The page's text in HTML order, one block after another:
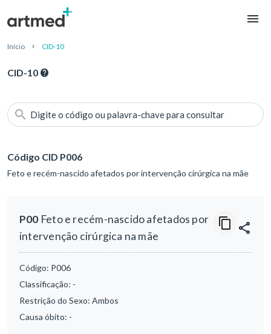
Início CID-10
CID-10
Digite o código ou palavra-chave para consultar
Código CID P006
Feto e recém-nascido afetados por intervenção cirúrgica na mãe
P00Feto e recém-nascido afetados por
intervenção cirúrgica na mãe
Código: P006
Classificação: -
Restrição do Sexo: Ambos
Causa óbito: -